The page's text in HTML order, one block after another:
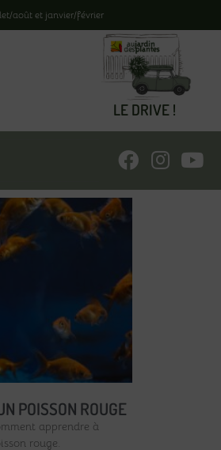
août et janvier/février
LE DRIVE !
POISSON ROUGE
apprendre à
rouge.